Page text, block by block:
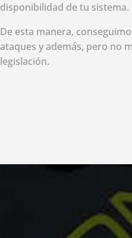
disponibilidad de tu sistema.
De esta manera,
ataques y además, pero no
legislación.